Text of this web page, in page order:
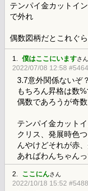
テンパイ金カットイ
で外れ
偶数図柄だとこれぐ
1. 僕はここにいますさん
2022/07/08 12:58
3.7意外関係ないぞ
もちろん昇格は数
偶数であろうが奇
テンパイ金カット
クリス、発展時色
んやけどそれが赤
あればわんちゃん
2. ここにんさん
2022/10/18 15:52